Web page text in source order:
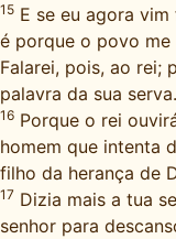
15 E se eu agora
é porque o povo
Falarei, pois, ao rei;
palavra da sua serva.
16 Porque o rei
homem que intenta
filho da herança de
17 Dizia mais a tua
senhor para